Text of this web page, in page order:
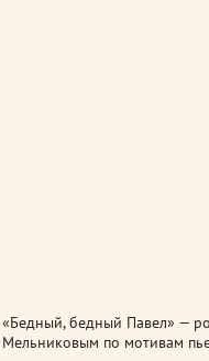
«Бедный, бедный Павел» —
Мельниковым по мотивам